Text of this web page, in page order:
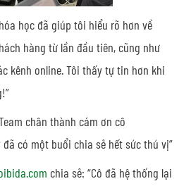
học đã giúp tôi hiểu rõ hơn về
hàng từ lần đầu tiên, cũng như
kênh online. Tôi thấy tự tin hơn khi
chân thành cám ơn cô
đã có một buổi chia sẻ hết sức thú vị”
chia sẻ: “Cô đã hệ thống lại